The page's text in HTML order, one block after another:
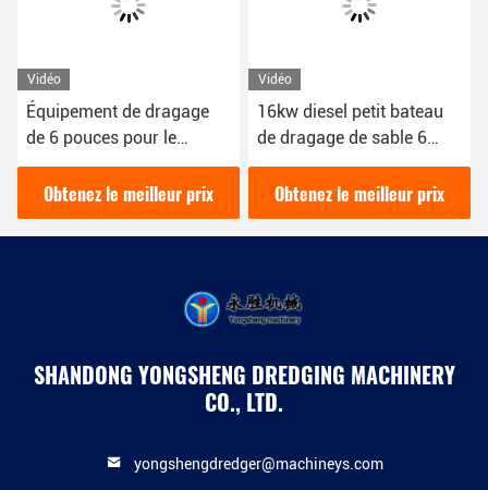
Vidéo
Équipement de dragage
de 6 pouces pour le
dragage de sable avec
une apparence blanche
Obtenez le meilleur prix
Vidéo
16kw diesel petit bateau
de dragage de sable 6
pouces pour le dragage de
sable dans la rivière
Obtenez le meilleur prix
SHANDONG YONGSHENG DREDGING MACHINERY
CO., LTD.
yongshengdredger@machineys.com